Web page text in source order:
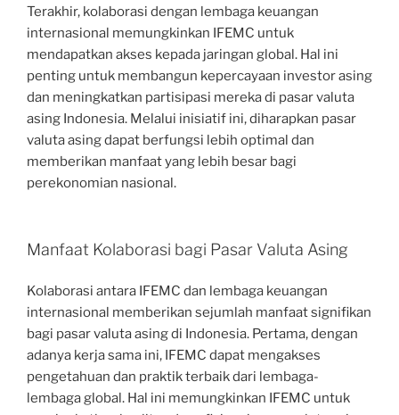
Terakhir, kolaborasi dengan lembaga keuangan
internasional memungkinkan IFEMC untuk
mendapatkan akses kepada jaringan global. Hal ini
penting untuk membangun kepercayaan investor asing
dan meningkatkan partisipasi mereka di pasar valuta
asing Indonesia. Melalui inisiatif ini, diharapkan pasar
valuta asing dapat berfungsi lebih optimal dan
memberikan manfaat yang lebih besar bagi
perekonomian nasional.
Manfaat Kolaborasi bagi Pasar Valuta Asing
Kolaborasi antara IFEMC dan lembaga keuangan
internasional memberikan sejumlah manfaat signifikan
bagi pasar valuta asing di Indonesia. Pertama, dengan
adanya kerja sama ini, IFEMC dapat mengakses
pengetahuan dan praktik terbaik dari lembaga-
lembaga global. Hal ini memungkinkan IFEMC untuk